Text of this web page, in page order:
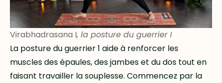
Virabhadrasana I, la posture du guerrier I
La posture du guerrier 1 aide à renforcer les
muscles des épaules, des jambes et du dos tout en
faisant travailler la souplesse. Commencez par la